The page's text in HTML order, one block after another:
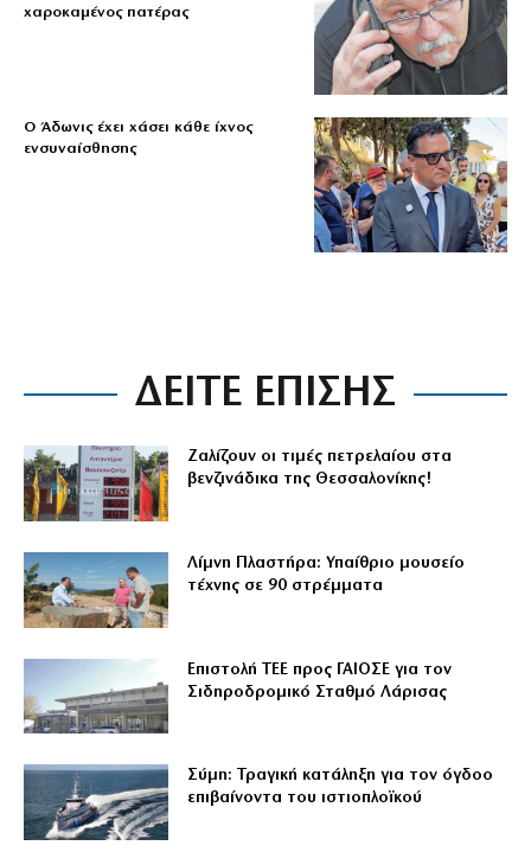
χαροκαμένος πατέρας
Ο Άδωνις έχει χάσει κάθε ίχνος
ενσυναίσθησης
ΔΕΙΤΕ ΕΠΙΣΗΣ
Ζαλίζουν οι τιμές πετρελαίου στα
βενζινάδικα της Θεσσαλονίκης!
Λίμνη Πλαστήρα: Υπαίθριο μουσείο
τέχνης σε 90 στρέμματα
Επιστολή ΤΕΕ προς ΓΑΙΟΣΕ για τον
Σιδηροδρομικό Σταθμό Λάρισας
Σύμη: Τραγική κατάληξη για τον όγδοο
επιβαίνοντα του ιστιοπλοϊκού